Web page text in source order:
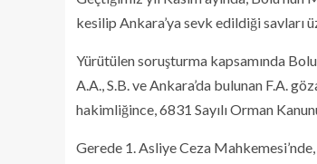
kesilip Ankara’ya sevk edildiği savları
Yürütülen soruşturma kapsamında
A.A., S.B. ve Ankara’da bulunan F.A.
hakimliğince, 6831 Sayılı Orman
Gerede 1. Asliye Ceza Mahkemesi’nde,